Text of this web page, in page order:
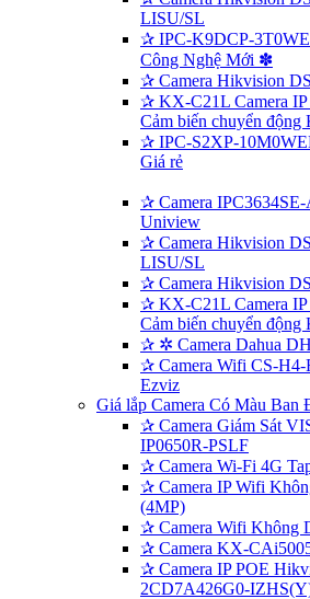
LISU/SL
✰ IPC-K9DCP-
Công Nghệ Mới ✽
✰ Camera Hikvision
✰ KX-C21L Camera
Cảm biến chuyển động
✰ IPC-S2XP-
Giá rẻ
✰ Camera
Uniview
✰ Camera Hikvision
LISU/SL
✰ Camera Hikvision
✰ KX-C21L Camera
Cảm biến chuyển động
✰ ✲ Camera Dahua
✰ Camera Wifi CS-
Ezviz
Giá lắp Camera Có Màu Ban
✰ Camera Giám Sát
IP0650R-PSLF
✰ Camera Wi-Fi 4G
✰ Camera IP Wifi
(4MP)
✰ Camera Wifi Không
✰ Camera KX-
✰ Camera IP POE
2CD7A426G0-